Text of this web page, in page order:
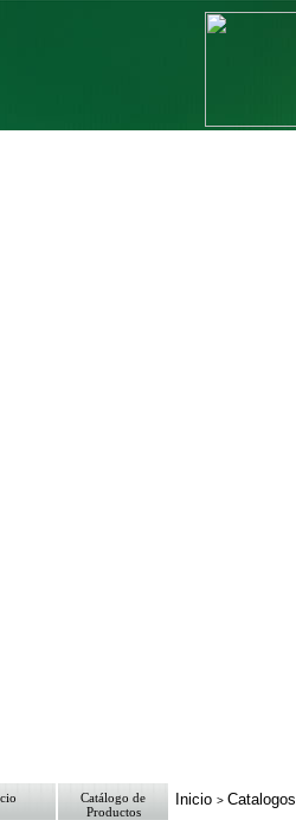
Catálogo de
Productos
Inicio >Catalogos